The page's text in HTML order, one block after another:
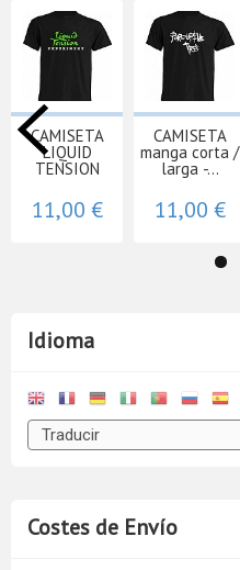
Idioma
Costes de Envío
CAMISETA
LIQUID
TENSION
11,00 €
CAMISETA
manga corta /
larga -...
11,00 €